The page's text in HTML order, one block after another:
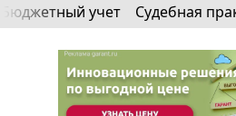
Бюджетный учет Судебная